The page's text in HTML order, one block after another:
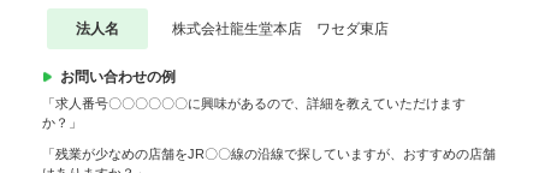
法人名 株式会社龍生堂本店 ワセダ東店
お問い合わせの例
「求人番号〇〇〇〇〇〇に興味があるので、詳細を教えていただけます
か？」
「残業が少なめの店舗をJR〇〇線の沿線で探していますが、おすすめの店舗